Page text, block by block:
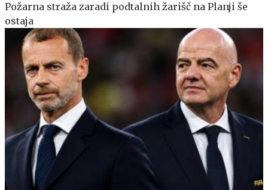
Požarna straža zaradi podtalnih žarišč na Planji še
ostaja